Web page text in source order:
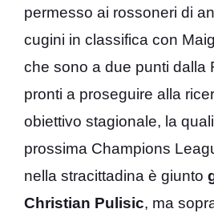
permesso ai rossoneri di
cugini in classifica con
che sono a due punti dalla
pronti a proseguire alla
obiettivo stagionale, la
prossima Champions
nella stracittadina è giunto
Christian Pulisic, ma